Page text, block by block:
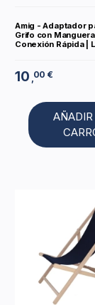
Amig - Adaptador
Grifo con
Conexión Rápida |
10 00 €